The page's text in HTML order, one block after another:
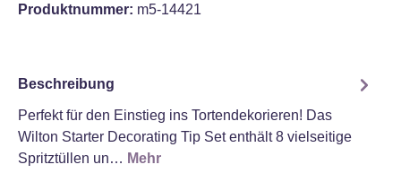
Produktnummer: m5-14421
Beschreibung
Perfekt für den Einstieg ins Tortendekorieren! Das
Wilton Starter Decorating Tip Set enthält 8 vielseitige
Spritztüllen un… Mehr